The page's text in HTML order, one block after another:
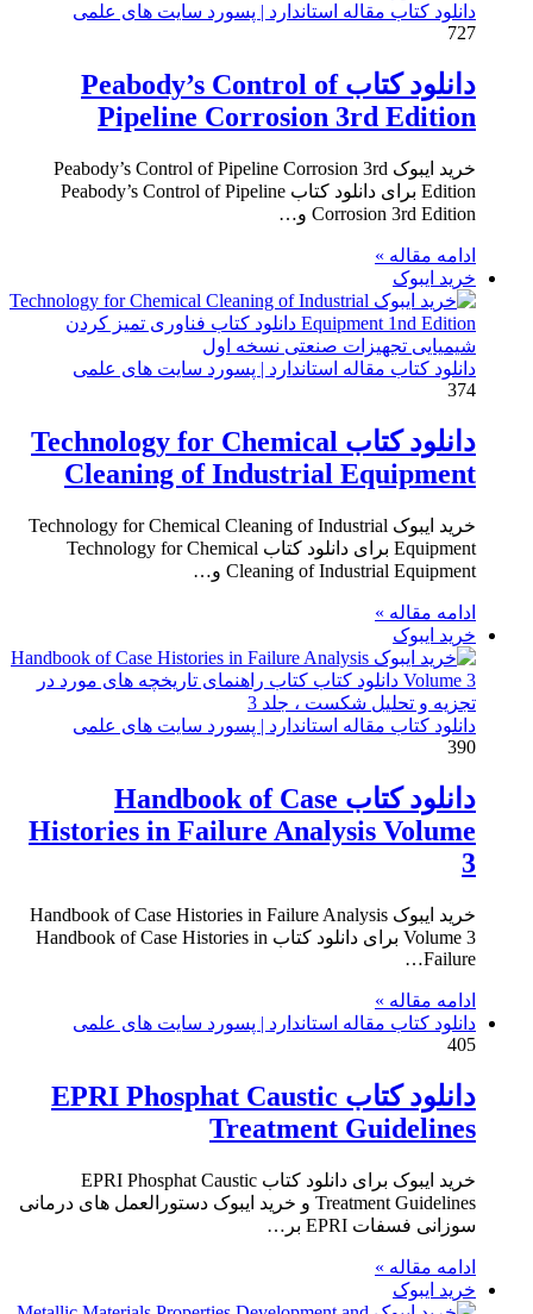
دانلود کتاب مقاله استاندارد | پسورد سایت های علمی
727
دانلود کتاب Peabody’s Control of
Pipeline Corrosion 3rd Edition
خرید ایبوک Peabody’s Control of Pipeline Corrosion 3rd
Edition برای دانلود کتاب Peabody’s Control of Pipeline
Corrosion 3rd Edition و…
ادامه مقاله »
خرید ایبوک
دانلود کتاب مقاله استاندارد | پسورد سایت های علمی
374
دانلود کتاب Technology for Chemical
Cleaning of Industrial Equipment
خرید ایبوک Technology for Chemical Cleaning of Industrial
Equipment برای دانلود کتاب Technology for Chemical
Cleaning of Industrial Equipment و…
ادامه مقاله »
خرید ایبوک
دانلود کتاب مقاله استاندارد | پسورد سایت های علمی
390
دانلود کتاب Handbook of Case
Histories in Failure Analysis Volume
3
خرید ایبوک Handbook of Case Histories in Failure Analysis
Volume 3 برای دانلود کتاب Handbook of Case Histories in
Failure…
ادامه مقاله »
دانلود کتاب مقاله استاندارد | پسورد سایت های علمی
405
دانلود کتاب EPRI Phosphat Caustic
Treatment Guidelines
خرید ایبوک برای دانلود کتاب EPRI Phosphat Caustic
Treatment Guidelines و خرید ایبوک دستورالعمل های درمانی
سوزانی فسفات EPRI بر…
ادامه مقاله »
خرید ایبوک